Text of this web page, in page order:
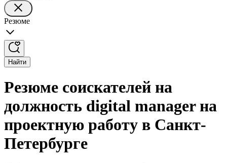
Резюме
Найти
Резюме соискателей на
должность digital manager на
проектную работу в Санкт-
Петербурге